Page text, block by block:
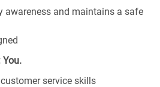
awareness and maintains a safe
You.
service skills